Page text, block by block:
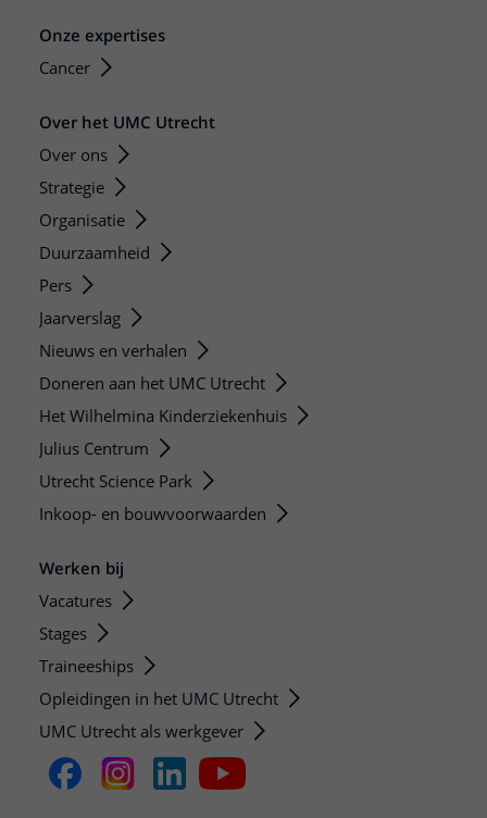
Onze expertises
Cancer
Over het UMC Utrecht
Over ons
Strategie
Organisatie
Duurzaamheid
Pers
Jaarverslag
Nieuws en verhalen
Doneren aan het UMC Utrecht
Het Wilhelmina Kinderziekenhuis
Julius Centrum
Utrecht Science Park
Inkoop- en bouwvoorwaarden
Werken bij
Vacatures
Stages
Traineeships
Opleidingen in het UMC Utrecht
UMC Utrecht als werkgever